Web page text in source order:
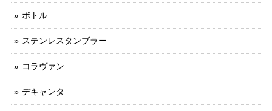
ボトル
ステンレスタンブラー
コラヴァン
デキャンタ